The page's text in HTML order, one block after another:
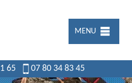
MENU
65 07 80 34 83 45